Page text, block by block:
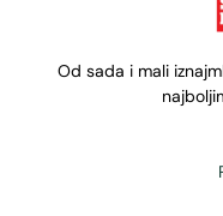
Od sada i mali